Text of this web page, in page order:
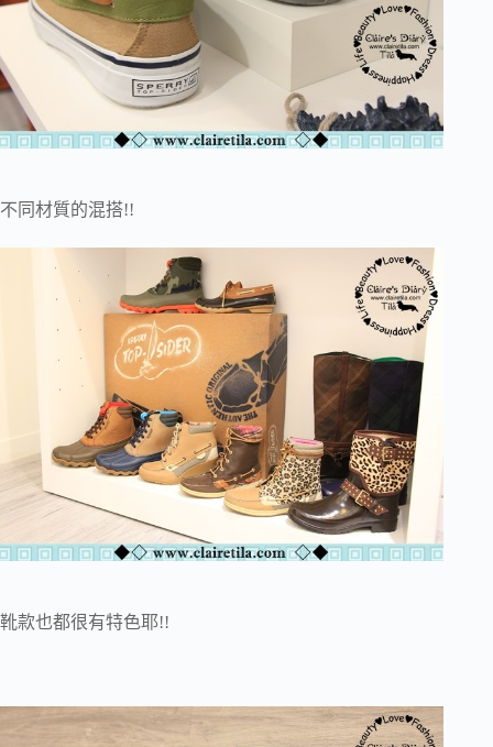
不同材質的混搭!!
靴款也都很有特色耶!!